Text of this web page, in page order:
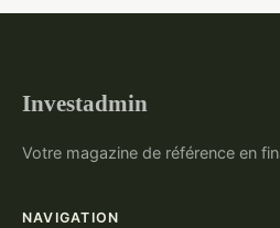
Investadmin
Votre magazine de référence en
NAVIGATION